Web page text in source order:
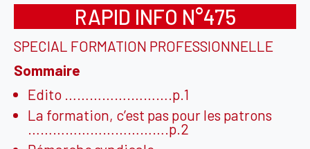
RAPID INFO N°475
SPECIAL FORMATION PROFESSIONNELLE
Sommaire
Edito …………….……….p.1
La formation, c’est pas pour les patrons
…………………………….p.2